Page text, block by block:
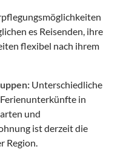
es Reisenden, ihre
flexibel nach ihrem
Unterschiedliche
in
und
ist derzeit die
Region.